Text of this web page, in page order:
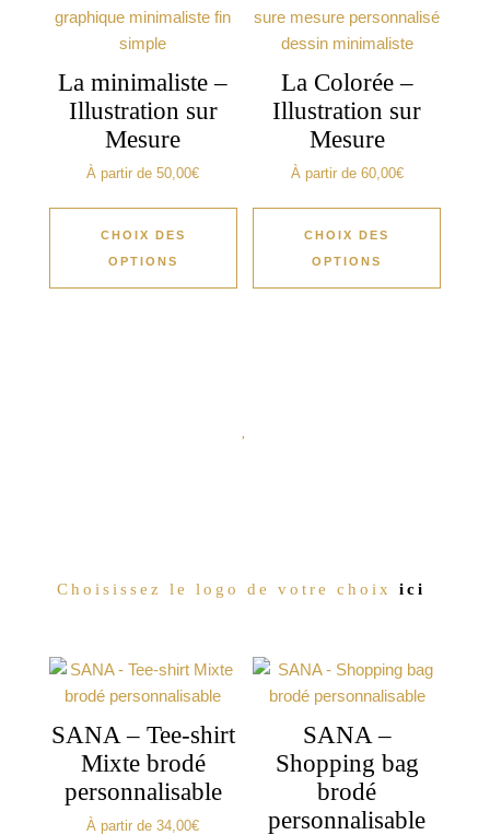
La minimaliste –
Illustration sur
Mesure
À partir de50,00€
CHOIX DES
OPTIONS
La Colorée –
Illustration sur
Mesure
À partir de 60,00€
CHOIX DES
OPTIONS
Choisissez le logo de votre choix ici
SANA – Tee-shirt
Mixte brodé
personnalisable
À partir de34,00€
SANA –
Shopping bag
brodé
personnalisable